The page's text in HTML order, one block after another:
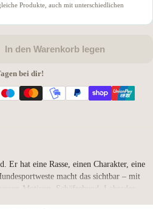
Produkte, auch mit unterschiedlichen
In den Warenkorb legen
bei dir!
Er hat eine Rasse, einen Charakter, eine
macht das sichtbar – mit
Motiven. Schäferhund, Labrador,
und viele mehr. Finde deine Rasse,